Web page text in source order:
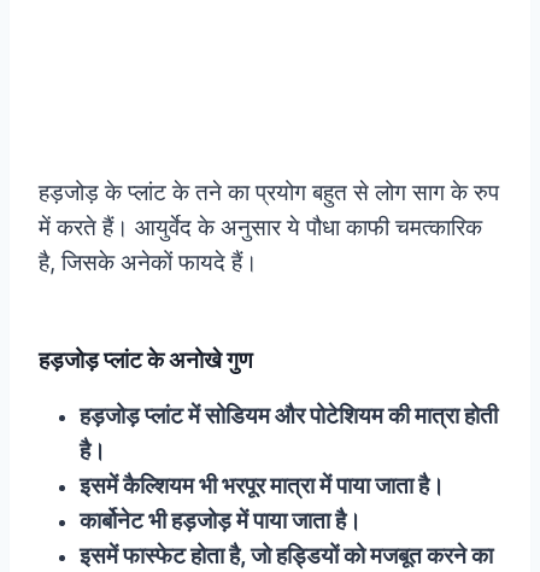
हड़जोड़ के प्लांट के तने का प्रयोग बहुत से लोग साग के रुप
में करते हैं। आयुर्वेद के अनुसार ये पौधा काफी चमत्कारिक
है, जिसके अनेकों फायदे हैं।
हड़जोड़ प्लांट के अनोखे गुण
हड़जोड़ प्लांट में सोडियम और पोटेशियम की मात्रा होती
है।
इसमें कैल्शियम भी भरपूर मात्रा में पाया जाता है।
कार्बोनेट भी हड़जोड़ में पाया जाता है।
इसमें फास्फेट होता है, जो हड्डियों को मजबूत करने का